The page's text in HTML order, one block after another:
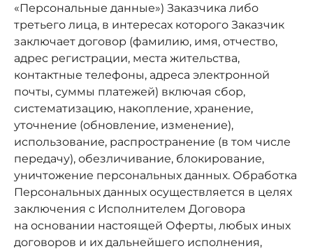
«Персональные данные») Заказчика либо
третьего лица, в интересах которого Заказчик
заключает договор (фамилию, имя, отчество,
адрес регистрации, места жительства,
контактные телефоны, адреса электронной
почты, суммы платежей) включая сбор,
систематизацию, накопление, хранение,
уточнение (обновление, изменение),
использование, распространение (в том числе
передачу), обезличивание, блокирование,
уничтожение персональных данных. Обработка
Персональных данных осуществляется в целях
заключения с Исполнителем Договора
на основании настоящей Оферты, любых иных
договоров и их дальнейшего исполнения,